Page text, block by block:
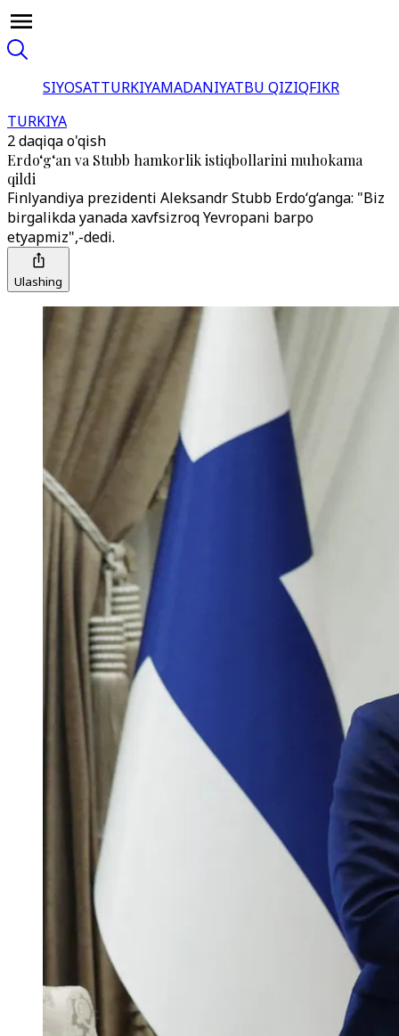
SIYOSATTURKIYAMADANIYATBU QIZIQFIKR
TURKIYA
2 daqiqa o'qish
Erdo‘g‘an va Stubb hamkorlik istiqbollarini muhokama
qildi
Finlyandiya prezidenti Aleksandr Stubb Erdo‘g‘anga: "Biz
birgalikda yanada xavfsizroq Yevropani barpo
etyapmiz",-dedi.
Ulashing